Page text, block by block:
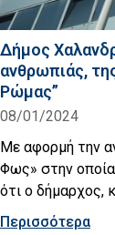
Δήμος
ανθρωπιάς,
Ρώμας”
08/01/2024
Με αφορμή την
Φως» στην
ότι ο δήμαρχος,
Περισσότερα